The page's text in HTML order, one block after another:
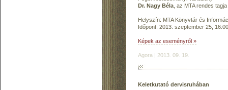
Dr. Nagy Béla , az MTA rendes
Helyszín: MTA Könyvtár és
Időpont: 2013. szeptember 25,
Képek az eseményről »
Agora | 2013. 09. 19.
Keletkutató dervisruhában